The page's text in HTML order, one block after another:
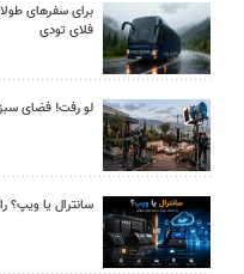
برای سفرهای
فلای تودی
لو رفت! فضای
سانترال یا ویپ؟